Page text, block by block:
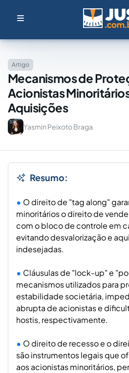
Artigo
Mecanismos de
Acionistas
Aquisições
Yasmin Peixoto Braga
Resumo:
O direito de "tag along"
minoritários o direito de
com o bloco de controle em
evitando desvalorização e
indesejadas.
Cláusulas de "lock-up" e
mecanismos utilizados para
estabilidade societária,
abrupta de acionistas e
hostis, respectivamente.
O direito de recesso e o
são instrumentos legais que
aos acionistas minoritários,